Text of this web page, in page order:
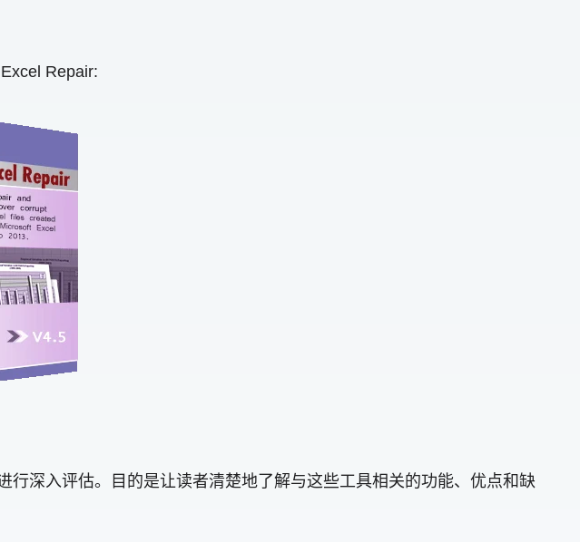
Repair:
深入评估。目的是让读者清楚地了解与这些工具相关的功能、优点和缺